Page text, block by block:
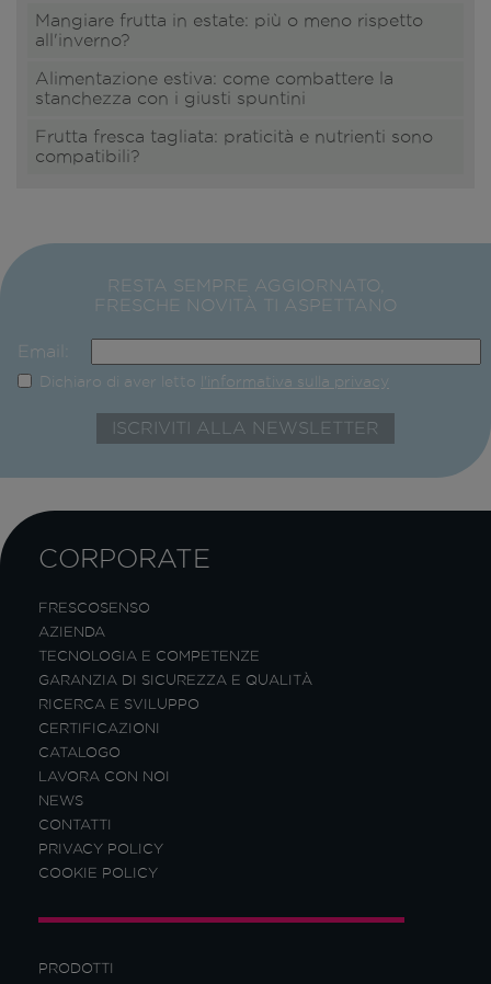
Mangiare frutta in estate: più o meno rispetto
all'inverno?
Alimentazione estiva: come combattere la
stanchezza con i giusti spuntini
Frutta fresca tagliata: praticità e nutrienti sono
compatibili?
RESTA SEMPRE AGGIORNATO,
FRESCHE NOVITÀ TI ASPETTANO
Email:
Dichiaro di aver letto l'informativa sulla privacy
PRODOTTI
CORPORATE
FRESCOSENSO
AZIENDA
TECNOLOGIA E COMPETENZE
GARANZIA DI SICUREZZA E QUALITÀ
RICERCA E SVILUPPO
CERTIFICAZIONI
CATALOGO
LAVORA CON NOI
NEWS
CONTATTI
PRIVACY POLICY
COOKIE POLICY